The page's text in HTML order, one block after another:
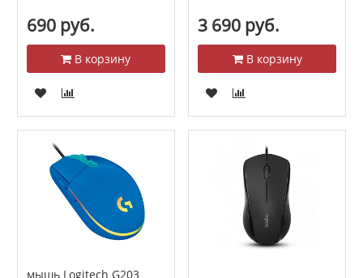
690 руб.
В корзину
3 690 руб.
В корзину
мышь Logitech G203